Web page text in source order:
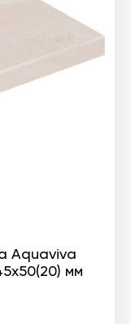
Aquaviva
мм